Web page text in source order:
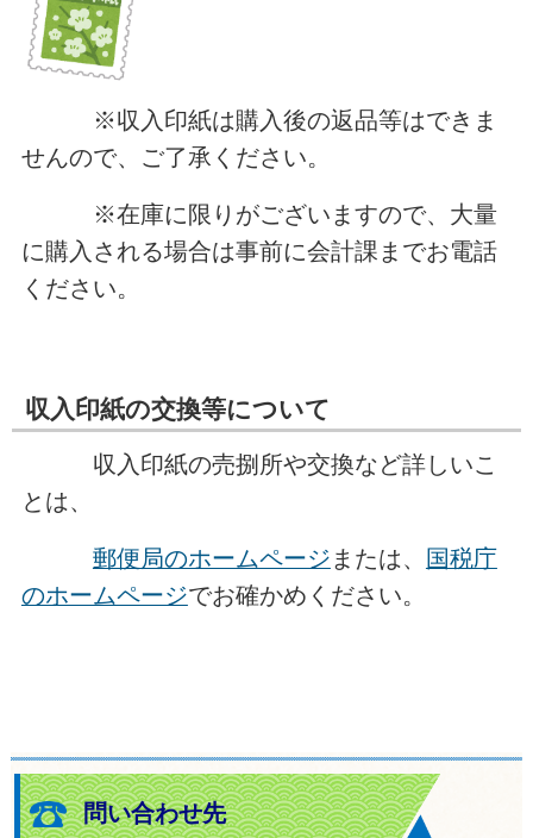
※収入印紙は購入後の返品等はできま
せんので、ご了承ください。
※在庫に限りがございますので、大量
に購入される場合は事前に会計課までお電話
ください。
収入印紙の交換等について
収入印紙の売捌所や交換など詳しいこ
とは、
郵便局のホームページ または、 国税庁
のホームページでお確かめください。
問い合わせ先